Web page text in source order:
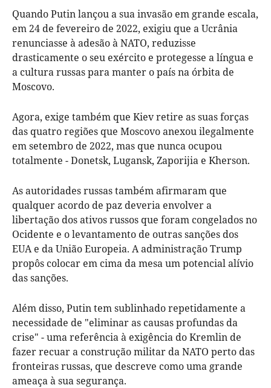
Quando Putin lançou a sua invasão em grande escala,
em 24 de fevereiro de 2022, exigiu que a Ucrânia
renunciasse à adesão à NATO, reduzisse
drasticamente o seu exército e protegesse a língua e
a cultura russas para manter o país na órbita de
Moscovo.
Agora, exige também que Kiev retire as suas forças
das quatro regiões que Moscovo anexou ilegalmente
em setembro de 2022, mas que nunca ocupou
totalmente - Donetsk, Lugansk, Zaporijia e Kherson.
As autoridades russas também afirmaram que
qualquer acordo de paz deveria envolver a
libertação dos ativos russos que foram congelados no
Ocidente e o levantamento de outras sanções dos
EUA e da União Europeia. A administração Trump
propôs colocar em cima da mesa um potencial alívio
das sanções.
Além disso, Putin tem sublinhado repetidamente a
necessidade de "eliminar as causas profundas da
crise" - uma referência à exigência do Kremlin de
fazer recuar a construção militar da NATO perto das
fronteiras russas, que descreve como uma grande
ameaça à sua segurança.